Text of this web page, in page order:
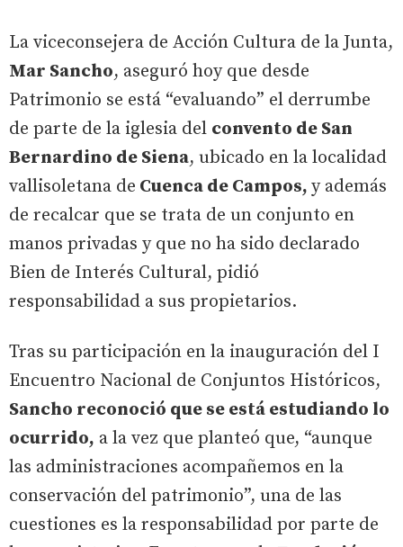
La viceconsejera de Acción Cultura de la Junta,
Mar Sancho, aseguró hoy que desde
Patrimonio se está “evaluando” el derrumbe
de parte de la iglesia del convento de San
Bernardino de Siena, ubicado en la localidad
vallisoletana de Cuenca de Campos, y además
de recalcar que se trata de un conjunto en
manos privadas y que no ha sido declarado
Bien de Interés Cultural, pidió
responsabilidad a sus propietarios.
Tras su participación en la inauguración del I
Encuentro Nacional de Conjuntos Históricos,
Sancho reconoció que se está estudiando lo
ocurrido, a la vez que planteó que, “aunque
las administraciones acompañemos en la
conservación del patrimonio”, una de las
cuestiones es la responsabilidad por parte de